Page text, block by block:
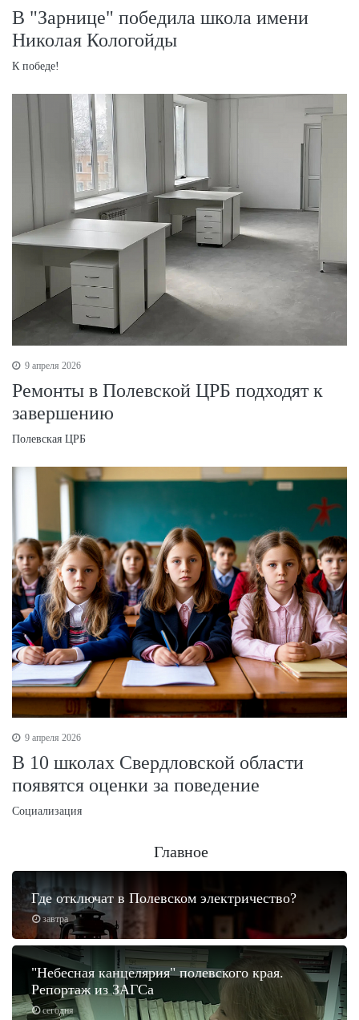
В "Зарнице" победила школа имени
Николая Кологойды
К победе!
9 апреля 2026
Ремонты в Полевской ЦРБ подходят к
завершению
Полевская ЦРБ
9 апреля 2026
В 10 школах Свердловской области
появятся оценки за поведение
Социализация
Главное
завтра
Где отключат в Полевском электричество?
сегодня
"Небесная канцелярия" полевского края.
Репортаж из ЗАГСа